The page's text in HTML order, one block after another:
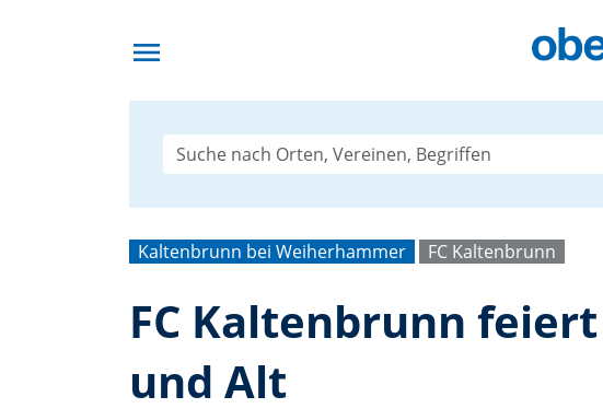
menu
Kaltenbrunn bei Weiherhammer FC Kaltenbrunn
FC Kaltenbrunn
und Alt